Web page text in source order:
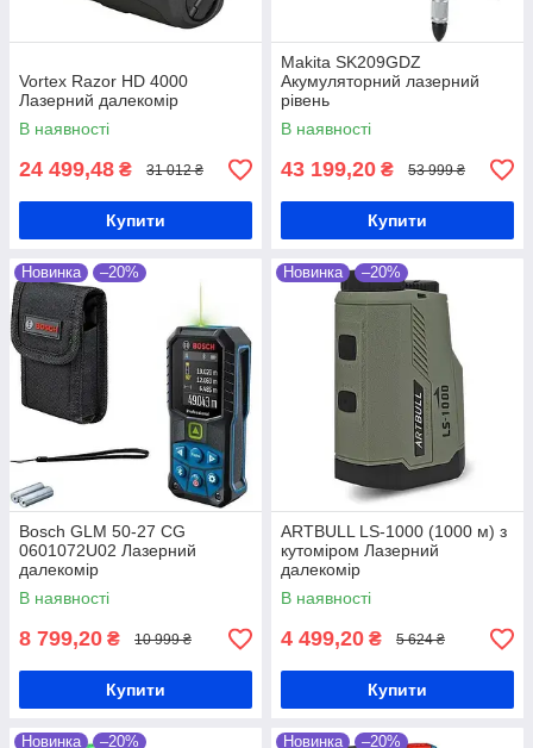
Vortex Razor HD 4000
Лазерний далекомір
В наявності
24 499,48 ₴ 31 012 ₴
Купити
Makita SK209GDZ
Акумуляторний лазерний
рівень
В наявності
43 199,20 ₴ 53 999 ₴
Купити
Новинка –20%
Bosch GLM 50-27 CG
0601072U02 Лазерний
далекомір
В наявності
8 799,20 ₴ 10 999 ₴
Купити
Новинка –20%
ARTBULL LS-1000 (1000 м) з
кутоміром Лазерний
далекомір
В наявності
4 499,20 ₴ 5 624 ₴
Купити
Новинка –20% Новинка –20%